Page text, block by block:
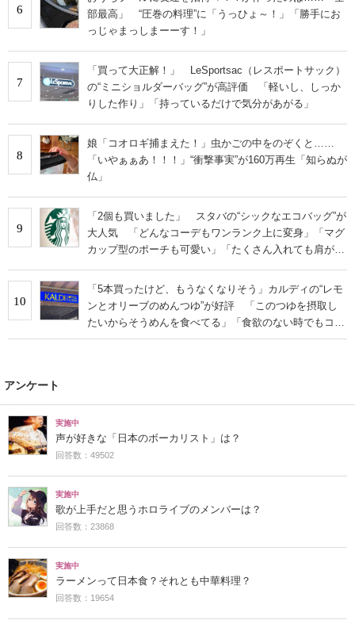
6
部最高」 “圧巻の料理”に「うっひょ～！」「勝手にお
っじゃまっしまーーす！」
7
「買って大正解！」 LeSportsac（レスポートサック）
の“ミニショルダーバッグ”が高評価 「軽いし、しっか
りした作り」「持っているだけで気分があがる」
8
娘「コオロギ捕まえた！」虫かごの中をのぞくと……
「いやぁぁあ！！！」“衝撃事実”が160万再生「知らぬが
仏」
9
「2個も買いました」 スタバの“シックなエコバッグ”が
大人気 「どんなコーデもワンランク上に変身」「マグ
カップ型のポーチも可愛い」「たくさん入れても肩が痛
10
「5本買ったけど、もうなくなりそう」カルディの“レモ
ンとオリーブのめんつゆ”が好評 「このつゆを摂取し
たいからそうめんを食べてる」「食欲のない時でもコレ
で食べられる」
アンケート
実施中
声が好きな「日本のボーカリスト」は？
回答数：49502
実施中
歌が上手だと思うホロライブのメンバーは？
回答数：23868
実施中
ラーメンって日本食？それとも中華料理？
回答数：19654